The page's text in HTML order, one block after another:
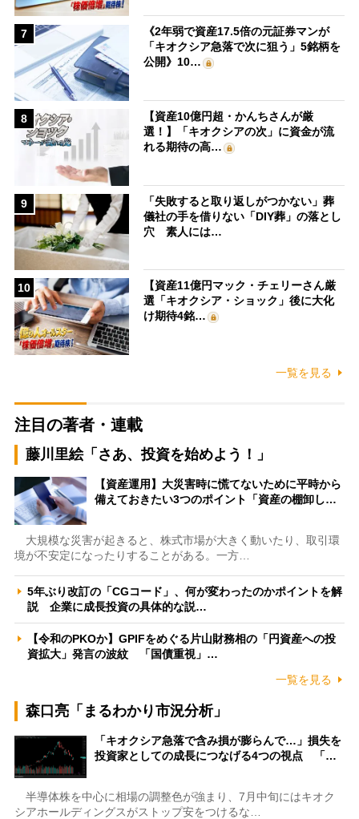
7
《2年弱で資産17.5倍の元証券マンが
「キオクシア急落で次に狙う」5銘柄を
公開》10…
8
【資産10億円超・かんちさんが厳
選！】「キオクシアの次」に資金が流
れる期待の高…
9
「失敗すると取り返しがつかない」葬
儀社の手を借りない「DIY葬」の落とし
穴 素人には…
10
【資産11億円マック・チェリーさん厳
選「キオクシア・ショック」後に大化
け期待4銘…
一覧を見る
注目の著者・連載
藤川里絵「さあ、投資を始めよう！」
【資産運用】大災害時に慌てないために平時から
備えておきたい3つのポイント「資産の棚卸し…
大規模な災害が起きると、株式市場が大きく動いたり、取引環
境が不安定になったりすることがある。一方…
5年ぶり改訂の「CGコード」、何が変わったのかポイントを解
説 企業に成長投資の具体的な説…
【令和のPKOか】GPIFをめぐる片山財務相の「円資産への投
資拡大」発言の波紋 「国債重視」…
一覧を見る
森口亮「まるわかり市況分析」
「キオクシア急落で含み損が膨らんで…」損失を
投資家としての成長につなげる4つの視点 「…
半導体株を中心に相場の調整色が強まり、7月中旬にはキオク
シアホールディングスがストップ安をつけるな…